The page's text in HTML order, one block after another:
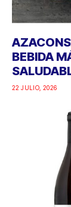
BEBIDA
22 JULIO, 2026